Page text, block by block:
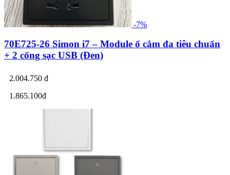
-7%
70E725-26 Simon i7 – Module ổ cắm đa tiêu chuẩn
+ 2 cổng sạc USB (Đen)
2.004.750 đ
1.865.100đ